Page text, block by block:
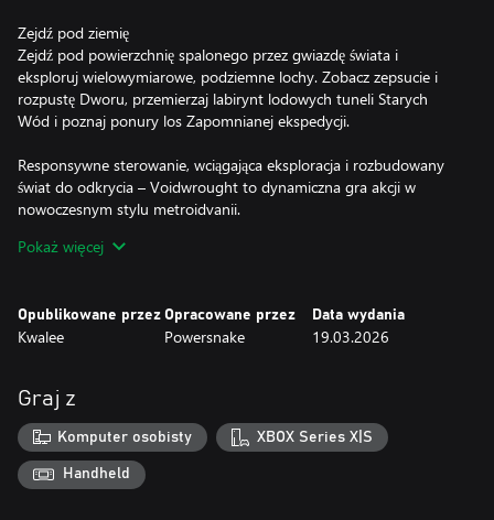
Zejdź pod ziemię
Zejdź pod powierzchnię spalonego przez gwiazdę świata i
eksploruj wielowymiarowe, podziemne lochy. Zobacz zepsucie i
rozpustę Dworu, przemierzaj labirynt lodowych tuneli Starych
Wód i poznaj ponury los Zapomnianej ekspedycji.
Responsywne sterowanie, wciągająca eksploracja i rozbudowany
świat do odkrycia – Voidwrought to dynamiczna gra akcji w
nowoczesnym stylu metroidvanii.
Uwolnij moc starożytnych artefaktów
plądruj zwłoki pokonanych bóstw i poluj w ukrytych zakątkach
kosmosu, by znaleźć przedmioty, które dadzą Ci unikalne moce.
Znajdź ponad 30 relikwii i dusz, od widmowych broni po pasywne
wzmocnienia, by grać tak, jak lubisz.
Zbuduj świątynię
Niektórzy nadal trwają w starej wierze. Zacznij od założenia
małego kultu, poszerzaj swoje wpływy i zagłębiaj się coraz dalej w
Pokaż więcej
Opublikowane przez
Kwalee
Opracowane przez
Powersnake
Data wydania
19.03.2026
Graj z
Komputer osobisty XBOX Series X|S
Handheld